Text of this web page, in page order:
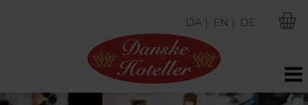
DA | EN | DE